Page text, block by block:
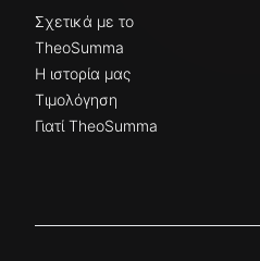
Σχετικά με το
TheoSumma
Η ιστορία μας
Τιμολόγηση
Γιατί TheoSumma